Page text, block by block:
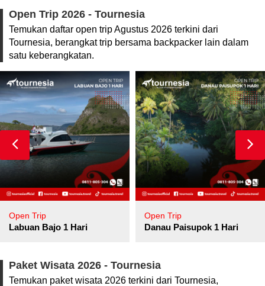
Open Trip 2026 - Tournesia
Temukan daftar open trip Agustus 2026 terkini dari
Tournesia, berangkat trip bersama backpacker lain dalam
satu keberangkatan.
Open Trip
Labuan Bajo 1 Hari
Open Trip
Danau Paisupok 1 Hari
Paket Wisata 2026 - Tournesia
Temukan paket wisata 2026 terkini dari Tournesia,